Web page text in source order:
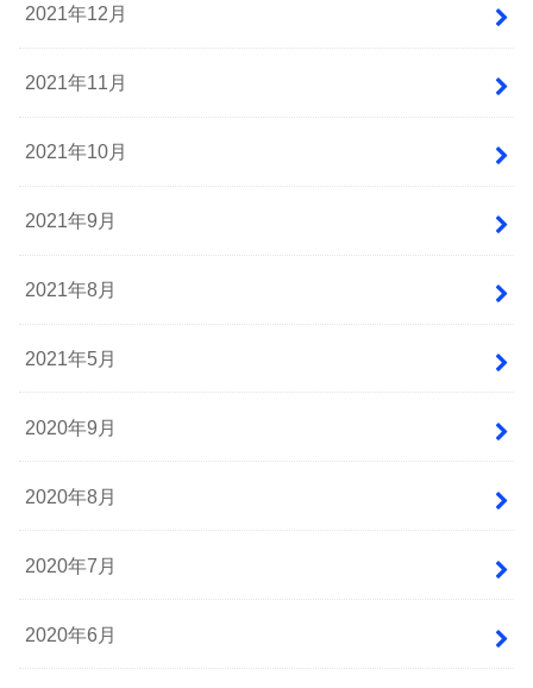
2021年12月
2021年11月
2021年10月
2021年9月
2021年8月
2021年5月
2020年9月
2020年8月
2020年7月
2020年6月